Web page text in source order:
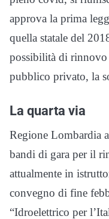
approva la prima
quella statale del
possibilità di rinnovo
pubblico privato, la
La quarta via
Regione Lombardia
bandi di gara per il
attualmente in
convegno di fine
“Idroelettrico per